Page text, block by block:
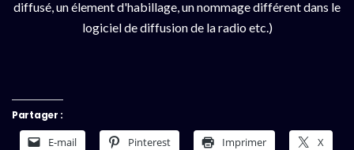
diffusé, un élement d'habillage, un nommage différent dans le
logiciel de diffusion de la radio etc.)
Partager :
E-mail Pinterest Imprimer X